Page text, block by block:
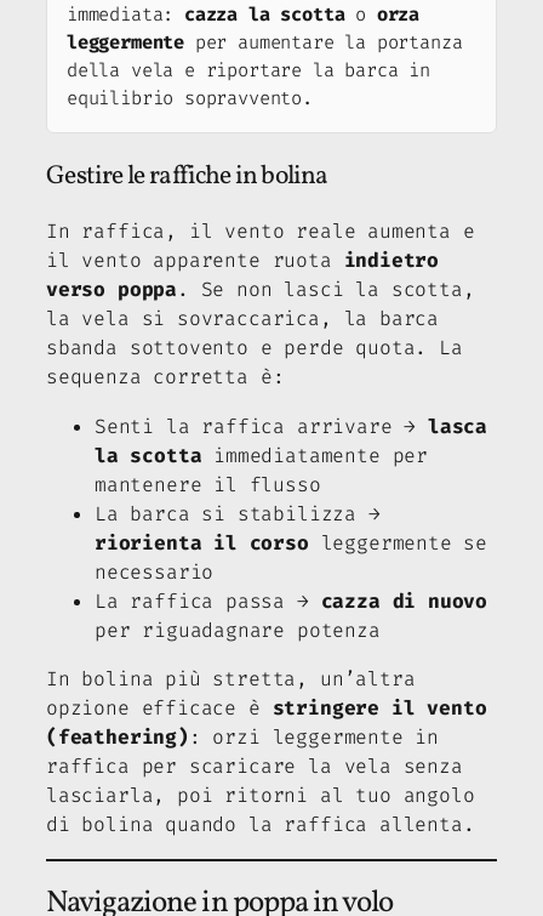
immediata: cazza la scottao orza
leggermente per aumentare la portanza
della vela e riportare la barca in
equilibrio sopravvento.
Gestire le raffiche in bolina
In raffica, il vento reale aumenta e
il vento apparente ruota indietro
verso poppa. Se non lasci la scotta,
la vela si sovraccarica, la barca
sbanda sottovento e perde quota. La
sequenza corretta è:
Senti la raffica arrivare → lasca
la scotta immediatamente per
mantenere il flusso
La barca si stabilizza →
riorienta il corso leggermente se
necessario
La raffica passa → cazza di nuovo
per riguadagnare potenza
In bolina più stretta, un’altra
opzione efficace è stringere il vento
(feathering) : orzi leggermente in
raffica per scaricare la vela senza
lasciarla, poi ritorni al tuo angolo
di bolina quando la raffica allenta.
Navigazione in poppa in volo